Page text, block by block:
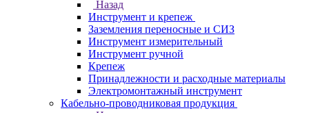
Назад
Инструмент и крепеж
Заземления переносные и СИЗ
Инструмент измерительный
Инструмент ручной
Крепеж
Принадлежности и расходные материалы
Электромонтажный инструмент
Кабельно-проводниковая продукция